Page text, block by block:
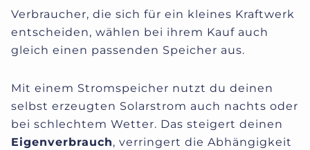
Verbraucher, die sich für ein kleines Kraftwerk
entscheiden, wählen bei ihrem Kauf auch
gleich einen passenden Speicher aus.
Mit einem Stromspeicher nutzt du deinen
selbst erzeugten Solarstrom auch nachts oder
bei schlechtem Wetter. Das steigert deinen
Eigenverbrauch, verringert die Abhängigkeit